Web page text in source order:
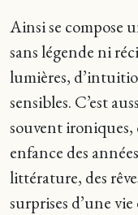
Ainsi se compose
sans légende ni
lumières,
sensibles. C’est
souvent ironiques,
enfance des
littérature, des
surprises d’une